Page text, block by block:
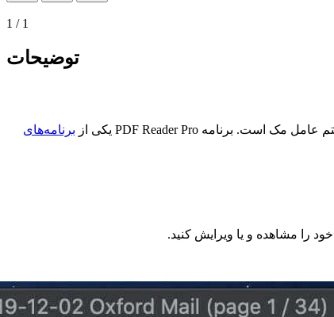
1 / 1
توضیحات
برنامه‌های